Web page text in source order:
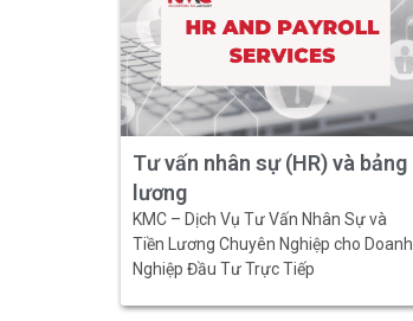
Tư vấn nhân sự (HR) và bảng
lương
KMC – Dịch Vụ Tư Vấn Nhân Sự và
Tiền Lương Chuyên Nghiệp cho Doanh
Nghiệp Đầu Tư Trực Tiếp